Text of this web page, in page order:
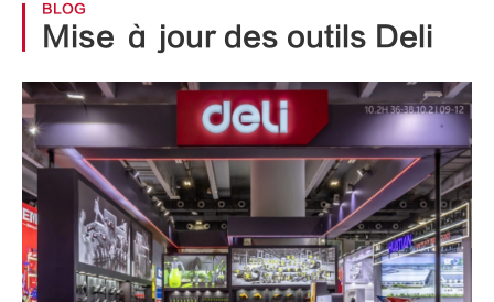
BLOG
Mise à jour des outils Deli